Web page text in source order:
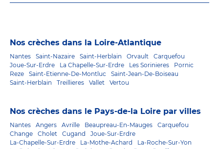
Nos crèches dans la Loire-Atlantique
Nantes Saint-Nazaire Saint-Herblain Orvault
Carquefou
Joue-Sur-Erdre
La Chapelle-Sur-Erdre Les Sorinieres
Pornic
Reze
Saint-Etienne-De-Montluc
Saint-Jean-De-Boiseau
Saint-Herblain
Treillieres Vallet Vertou
Nos crèches dans le Pays-de-la Loire par villes
Nantes Angers Avrille Beaupreau-En-Mauges
Carquefou
Change
Cholet Cugand
Joue-Sur-Erdre
La-Chapelle-Sur-Erdre
La-Mothe-Achard
La-Roche-Sur-Yon